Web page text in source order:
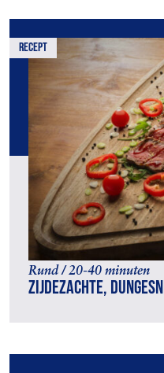
recept
Rund / 20-40 minuten
Zijdezachte,